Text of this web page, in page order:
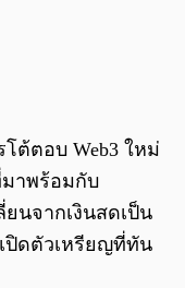
ต้ตอบ Web3 ใหม่
มาพร้อมกับ
นจากเงินสดเป็น
ปิดตัวเหรียญที่ทัน